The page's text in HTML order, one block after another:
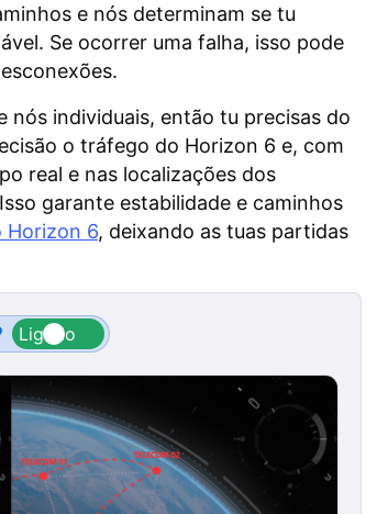
e nós determinam se tu
Se ocorrer uma falha, isso pode
nós individuais, então tu precisas do
o tráfego do Horizon 6 e, com
real e nas localizações dos
garante estabilidade e caminhos
Horizon 6, deixando as tuas partidas